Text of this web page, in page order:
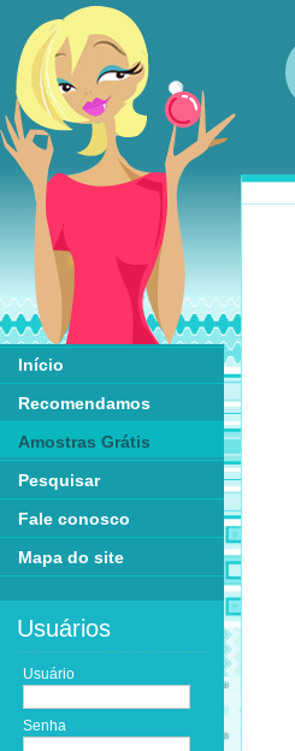
Início
Recomendamos
Amostras Grátis
Pesquisar
Fale conosco
Mapa do site
Usuários
Usuário
Senha